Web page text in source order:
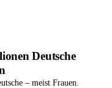
Deutsche
– meist Frauen.